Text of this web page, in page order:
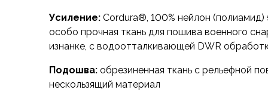
Мембранные перчатки
Неопреновые перчатки
Полуперчатки
Шапки
Маски, подшлемники
Усиление: Cordura®, 100% нейлон
особо прочная ткань для пошива военного
изнанке, с водоотталкивающей DWR
Подошва: обрезиненная ткань с рельефной
нескользящий материал